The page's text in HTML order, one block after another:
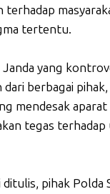
terhadap
tertentu.
yang
dari berbagai
mendesak
tegas terhadap
pihak Polda